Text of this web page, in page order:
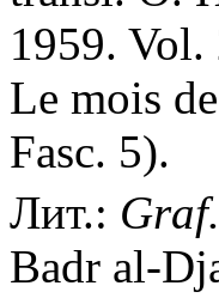
1959.
Le mois
Fasc. 5).
Лит.: Graf.
Badr al-